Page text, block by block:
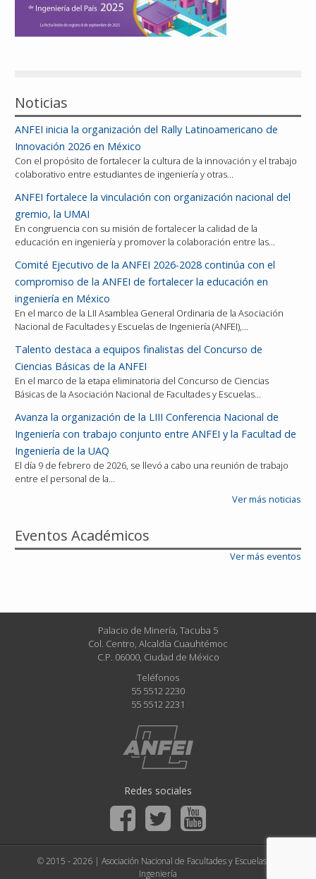
Afiliación
Noticias
ANFEI inicia la organización del Rally Latinoamericano de
Innovación 2026 en México
Con el propósito de fortalecer la cultura de la innovación y el trabajo
colaborativo entre estudiantes de ingeniería y otras…
ANFEI fortalece la vinculación con organización nacional del
gremio, la UMAI
En congruencia con su misión de fortalecer la calidad de la
educación en ingeniería y promover la colaboración entre las…
Comité Ejecutivo de la ANFEI 2026-2028 continúa con el
compromiso de la ANFEI de fortalecer la educación en
ingeniería en México
En el marco de la LII Asamblea General Ordinaria de la Asociación
Nacional de Facultades y Escuelas de Ingeniería (ANFEI),…
Talento destaca a equipos finalistas del Concurso de
Ciencias Básicas de la ANFEI
En el marco de la etapa eliminatoria del Concurso de Ciencias
Básicas de la Asociación Nacional de Facultades y Escuelas…
Avanza la organización de la LIII Conferencia Nacional de
Ingeniería con trabajo conjunto entre ANFEI y la Facultad de
Ingeniería de la UAQ
El día 9 de febrero de 2026, se llevó a cabo una reunión de trabajo
entre el personal de la…
Ver más noticias
Eventos Académicos
Ver más eventos
Palacio de Minería, Tacuba 5
Col. Centro, Alcaldía Cuauhtémoc
C.P. 06000, Ciudad de México
Teléfonos
55 5512 2230
55 5512 2231
Redes sociales
© 2015 - 2026 | Asociación Nacional de Facultades y Escuelas de
Ingeniería